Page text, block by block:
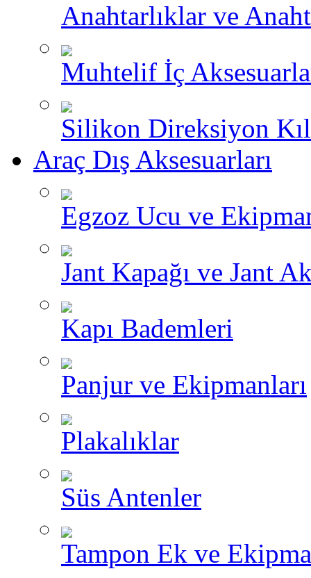
Anahtarlıklar ve
Muhtelif İç
Silikon Direksiyon
Araç Dış Aksesuarları
Egzoz Ucu ve
Jant Kapağı ve Jant
Kapı Bademleri
Panjur ve Ekipmanları
Plakalıklar
Süs Antenler
Tampon Ek ve